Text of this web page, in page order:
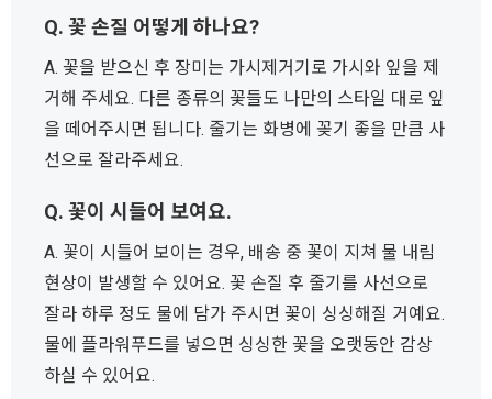
Q. 꽃 손질 어떻게 하나요?
A. 꽃을 받으신 후 장미는 가시제거기로 가시와 잎을 제
거해 주세요. 다른 종류의 꽃들도 나만의 스타일 대로 잎
을 떼어주시면 됩니다. 줄기는 화병에 꽂기 좋을 만큼 사
선으로 잘라주세요.
Q. 꽃이 시들어 보여요.
A. 꽃이 시들어 보이는 경우, 배송 중 꽃이 지쳐 물 내림
현상이 발생할 수 있어요. 꽃 손질 후 줄기를 사선으로
잘라 하루 정도 물에 담가 주시면 꽃이 싱싱해질 거예요.
물에 플라워푸드를 넣으면 싱싱한 꽃을 오랫동안 감상
하실 수 있어요.